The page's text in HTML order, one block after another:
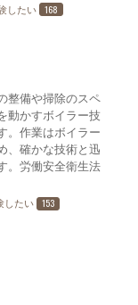
したい 168
整備や掃除のスペ
動かすボイラー技
。作業はボイラー
、確かな技術と迅
。労働安全衛生法
したい 153